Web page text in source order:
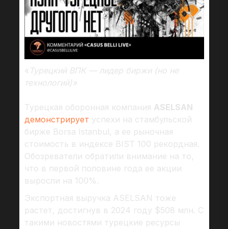
« Турецкий ВПК — лидер биржи (но не
технологий)»
Турецкая оборонная компания ASELSAN
демонстрирует успехи на стамбульской
бирже Borsa Istanbul, а ее рыночная
стоимость в индексе BIST 100 рекордная.
Обозреватели обратили внимание на то,
что в первой половине года ее акции
выросли на 100%.
Экспортная выручка ASELSAN тоже
растет, достигнув в 2024 году $508 млн. С
такими новостями турецкие ресурсы